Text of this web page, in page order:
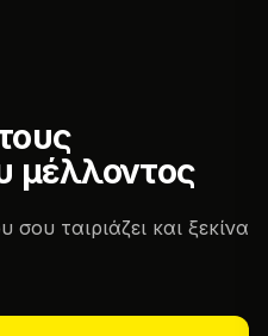
μέλλοντος
σου ταιριάζει και ξεκίνα